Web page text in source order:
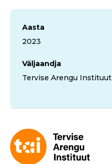
Aasta
2023
Väljaandja
Tervise Arengu Instituut